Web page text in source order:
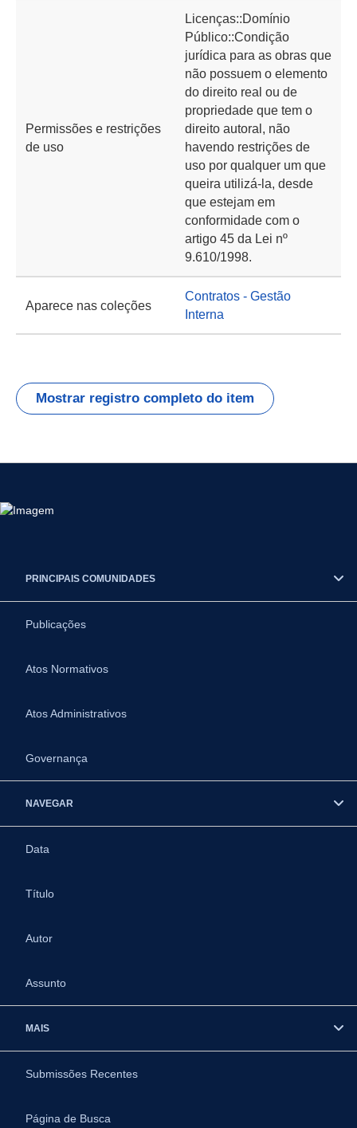
Permissões e restrições
de uso
Licenças::Domínio
Público::Condição
jurídica para as obras que
não possuem o elemento
do direito real ou de
propriedade que tem o
direito autoral, não
havendo restrições de
uso por qualquer um que
queira utilizá-la, desde
que estejam em
conformidade com o
artigo 45 da Lei nº
9.610/1998.
Aparece nas coleções
Contratos - Gestão
Interna
Mostrar registro completo do item
PRINCIPAIS COMUNIDADES
Publicações
Atos Normativos
Atos Administrativos
Governança
NAVEGAR
Data
Título
Autor
Assunto
MAIS
Submissões Recentes
Página de Busca